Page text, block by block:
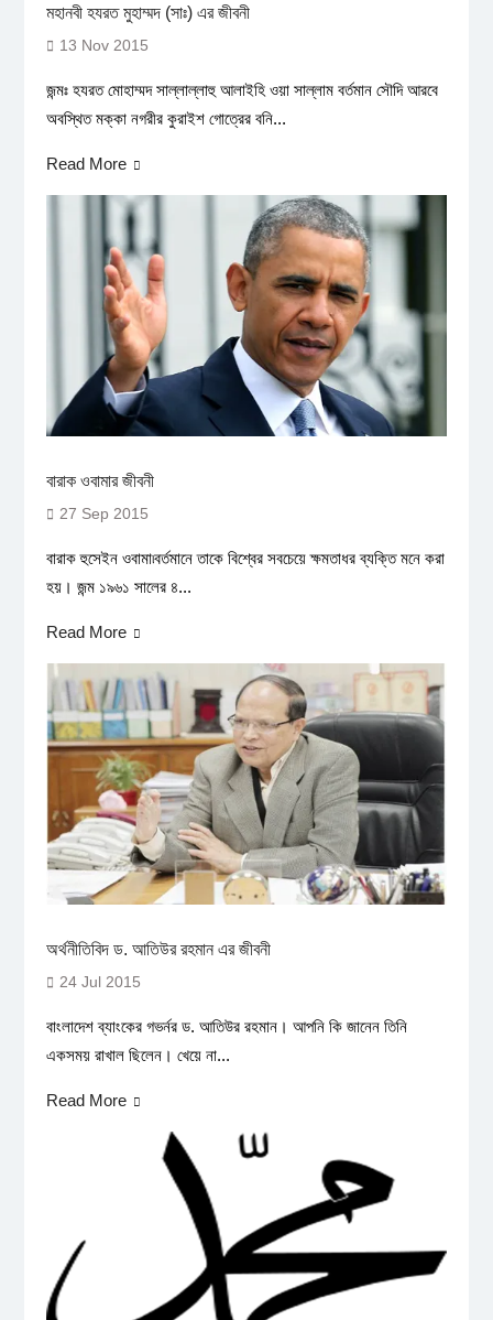
মহানবী হযরত মুহাম্মদ (সাঃ) এর জীবনী
13 Nov 2015
জন্মঃ হযরত মোহাম্মদ সাল্লাল্লাহু আলাইহি ওয়া সাল্লাম বর্তমান সৌদি আরবে
অবস্থিত মক্কা নগরীর কুরাইশ গোত্রের বনি...
Read More
বারাক ওবামার জীবনী
27 Sep 2015
বারাক হুসেইন ওবামা৷বর্তমানে তাকে বিশ্বের সবচেয়ে ক্ষমতাধর ব্যক্তি মনে করা
হয়। জন্ম ১৯৬১ সালের ৪...
Read More
অর্থনীতিবিদ ড. আতিউর রহমান এর জীবনী
24 Jul 2015
বাংলাদেশ ব্যাংকের গভর্নর ড. আতিউর রহমান। আপনি কি জানেন তিনি
একসময় রাখাল ছিলেন। খেয়ে না...
Read More